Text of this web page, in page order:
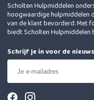
Scholten Hulpmiddelen
hoogwaardige hulpmiddelen
van de klant bevorderd. Met
biedt Scholten
Schrijf je in voor de